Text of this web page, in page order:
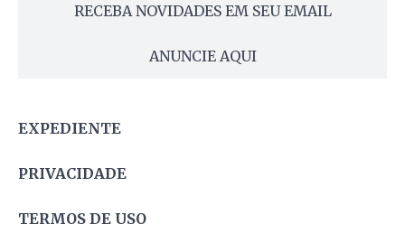
RECEBA NOVIDADES EM SEU EMAIL
ANUNCIE AQUI
EXPEDIENTE
PRIVACIDADE
TERMOS DE USO